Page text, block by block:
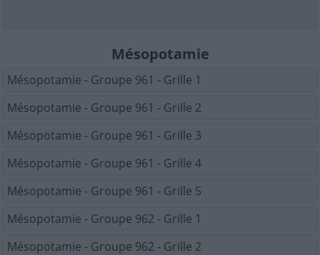
Mésopotamie
Mésopotamie - Groupe 961 - Grille 1
Mésopotamie - Groupe 961 - Grille 2
Mésopotamie - Groupe 961 - Grille 3
Mésopotamie - Groupe 961 - Grille 4
Mésopotamie - Groupe 961 - Grille 5
Mésopotamie - Groupe 962 - Grille 1
Mésopotamie - Groupe 962 - Grille 2